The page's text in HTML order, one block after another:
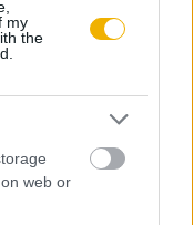
my
the
web or
kattintson ide: